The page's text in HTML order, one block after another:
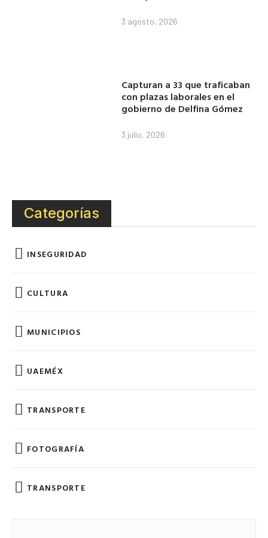
3 agosto, 2026
Capturan a 33 que traficaban
con plazas laborales en el
gobierno de Delfina Gómez
3 julio, 2026
Categorías
INSEGURIDAD
CULTURA
MUNICIPIOS
UAEMÉX
TRANSPORTE
FOTOGRAFÍA
TRANSPORTE